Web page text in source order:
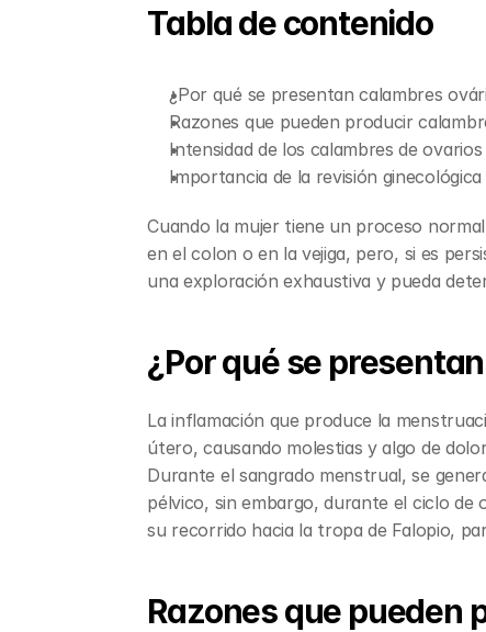
Tabla de contenido
¿Por qué se presentan calambres
Razones que pueden producir
Intensidad de los calambres de ovarios
Importancia de la revisión ginecológica
Cuando la mujer tiene un proceso
en el colon o en la vejiga, pero, si es
una exploración exhaustiva y pueda
¿Por qué se
La inflamación que produce la
útero, causando molestias y algo de
Durante el sangrado menstrual, se
pélvico, sin embargo, durante el ciclo de
su recorrido hacia la tropa de Falopio,
Razones que pueden